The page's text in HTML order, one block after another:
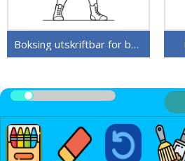
Boksing utskriftbar for barn